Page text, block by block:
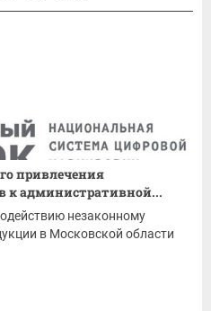
привлечения
к административной...
незаконному
в Московской области